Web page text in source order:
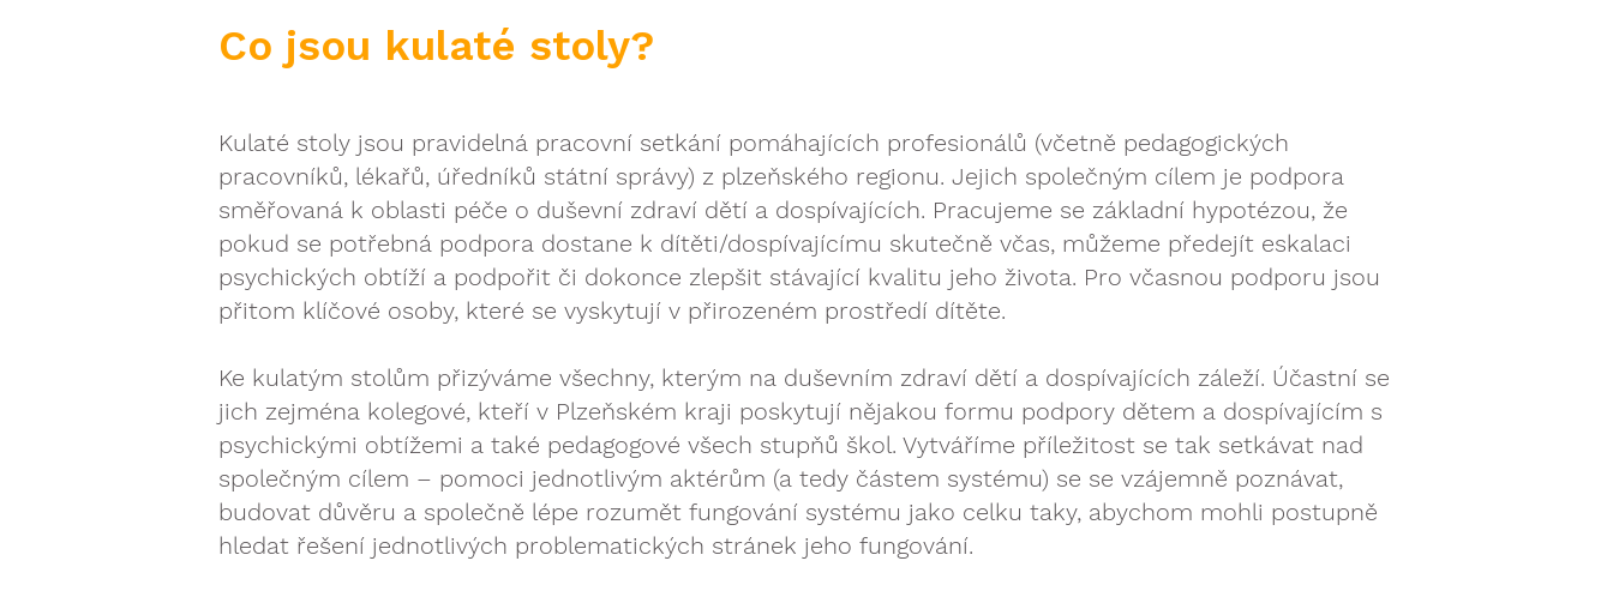
Co jsou kulaté stoly?
Kulaté stoly jsou pravidelná pracovní setkání pomáhajících profesionálů (včetně pedagogických
pracovníků, lékařů, úředníků státní správy) z plzeňského regionu. Jejich společným cílem je podpora
směřovaná k oblasti péče o duševní zdraví dětí a dospívajících. Pracujeme se základní hypotézou, že
pokud se potřebná podpora dostane k dítěti/dospívajícímu skutečně včas, můžeme předejít eskalaci
psychických obtíží a podpořit či dokonce zlepšit stávající kvalitu jeho života. Pro včasnou podporu jsou
přitom klíčové osoby, které se vyskytují v přirozeném prostředí dítěte.
Ke kulatým stolům přizýváme všechny, kterým na duševním zdraví dětí a dospívajících záleží. Účastní se
jich zejména kolegové, kteří v Plzeňském kraji poskytují nějakou formu podpory dětem a dospívajícím s
psychickými obtížemi a také pedagogové všech stupňů škol. Vytváříme příležitost se tak setkávat nad
společným cílem – pomoci jednotlivým aktérům (a tedy částem systému) se se vzájemně poznávat,
budovat důvěru a společně lépe rozumět fungování systému jako celku taky, abychom mohli postupně
hledat řešení jednotlivých problematických stránek jeho fungování.